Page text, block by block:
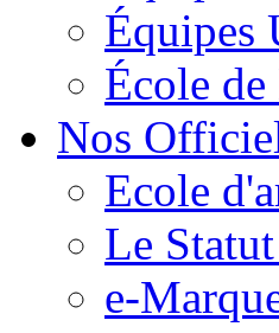
Équipes
École de
Nos
Ecole
Le
e-